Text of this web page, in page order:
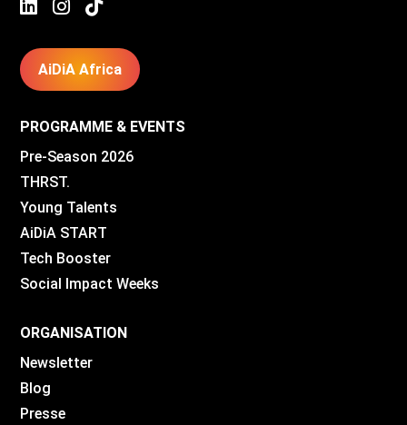
  
AiDiA Africa
PROGRAMME & EVENTS
Pre-Season 2026
THRST.
Young Talents
AiDiA START
Tech Booster
Social Impact Weeks
ORGANISATION
Newsletter
Blog
Presse